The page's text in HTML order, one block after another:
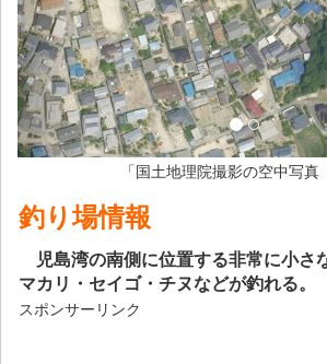
「国土地理院撮影の空中写真
釣り場情報
児島湾の南側に位置する非常に小さ
マカリ・セイゴ・チヌなどが釣れる。
スポンサーリンク